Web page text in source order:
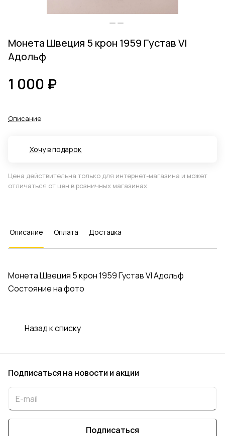
Монета Швеция 5 крон 1959 Густав VI
Адольф
1 000 ₽
Описание
Хочу в подарок
Цена действительна только для интернет-магазина и может
отличаться от цен в розничных магазинах
Описание Оплата Доставка
Монета Швеция 5 крон 1959 Густав VI Адольф
Состояние на фото
Назад к списку
Подписаться на новости и акции
Подписаться